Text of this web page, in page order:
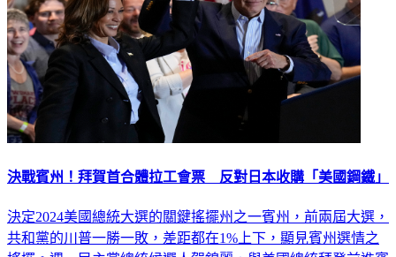
決戰賓州！拜賀首合體拉工會票 反對日本收購「美國鋼鐵」
決定2024美國總統大選的關鍵搖擺州之一賓州，前兩屆大選，
共和黨的川普一勝一敗，差距都在1%上下，顯見賓州選情之